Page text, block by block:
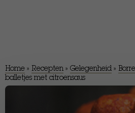
Home » Recepten » Gelegenheid »
balletjes met citroensaus